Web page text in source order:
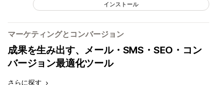
インストール
マーケティングとコンバージョン
成果を生み出す、メール・SMS・SEO・コン
バージョン最適化ツール
さらに探す